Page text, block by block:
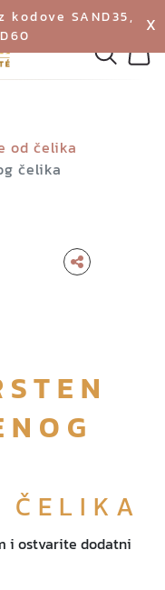
SAND35,
X
od čelika
čelika
ČELIKA
i ostvarite dodatni